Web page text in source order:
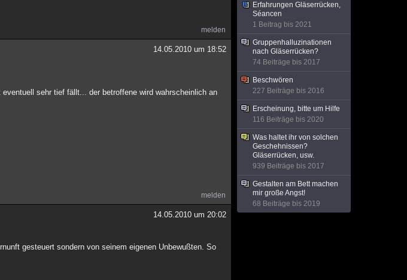
melden
14.05.2010 um 18:52
sehr tief fällt... der betroffene wird wahrscheinlich an
melden
14.05.2010 um 20:02
gesteuert sondern von seinem eigenen Unbewußten. So
Erfahrungen Gläserrücken,
Séancen
1 Beitrag bis 2021
Gruppenhalluzinationen
nach Gläserrücken?
74 Beiträge bis 2017
Beschwören
227 Beiträge bis 2016
Erscheinung, bitte um Hilfe
116 Beiträge bis 2020
Was haltet ihr von solchen
Geschehnissen?
Gläserrücken, usw.
939 Beiträge bis 2017
Gestalten am Bett machen
mir große Angst!
68 Beiträge bis 2019